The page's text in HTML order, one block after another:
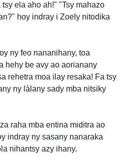
ela aho ah!" "Tsy mahazo
hoy indray i Zoely nitodika
ny feo nananihany, toa
hehy be avy ao aorianany
rehetra moa ilay resaka! Fa tsy
ny làlany sady mba nitsiky
raha mba entina miditra ao
indray ny sasany nanaraka
nihantsy azy ihany.